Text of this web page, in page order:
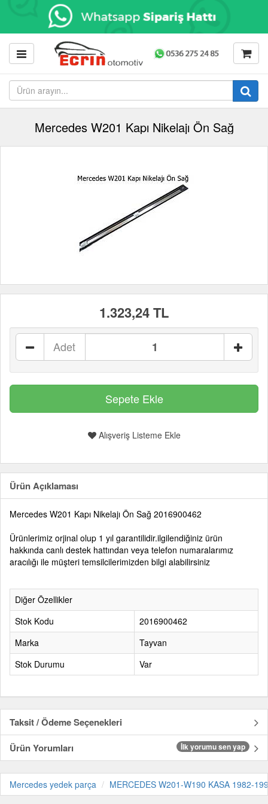
Mercedes W201 Kapı Nikelajı Ön Sağ
1.323,24 TL
Adet
Alışveriş Listeme Ekle
Ürün Açıklaması
Mercedes W201 Kapı Nikelajı Ön Sağ 2016900462
Ürünlerimiz orjinal olup 1 yıl garantilidir.ilgilendiğiniz ürün
hakkında canlı destek hattından veya telefon numaralarımız
aracılığı ile müşteri temsilcilerimizden bilgi alabilirsiniz
Diğer Özellikler
Stok Kodu
2016900462
Marka
Tayvan
Stok Durumu
Var
Taksit / Ödeme Seçenekleri
Ürün Yorumları
İlk yorumu sen yap
Mercedes yedek parça MERCEDES W201-W190 KASA 1982-